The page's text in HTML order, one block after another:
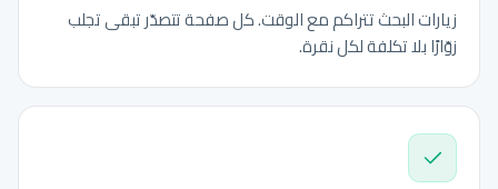
زيارات البحث تتراكم مع الوقت. كل صفحة تتصدّر تبقى تجلب
زوّارًا بلا تكلفة لكل نقرة.